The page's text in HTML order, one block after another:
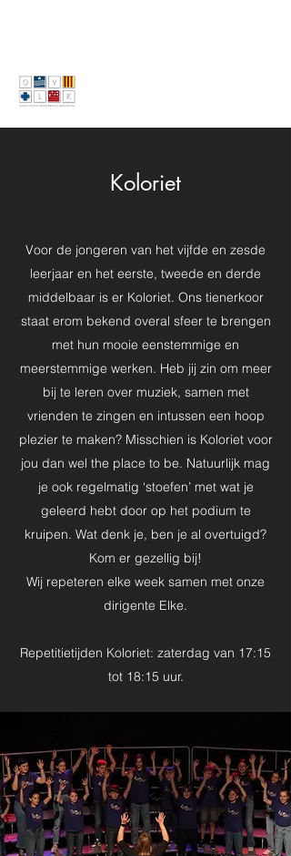
Koloriet
Voor de jongeren van het vijfde en zesde
leerjaar en het eerste, tweede en derde
middelbaar is er Koloriet. Ons tienerkoor
staat erom bekend overal sfeer te brengen
met hun mooie eenstemmige en
meerstemmige werken. Heb jij zin om meer
bij te leren over muziek, samen met
vrienden te zingen en intussen een hoop
plezier te maken? Misschien is Koloriet voor
jou dan wel the place to be. Natuurlijk mag
je ook regelmatig ‘stoefen’ met wat je
geleerd hebt door op het podium te
kruipen. Wat denk je, ben je al overtuigd?
Kom er gezellig bij!
Wij repeteren elke week samen met onze
dirigente Elke.
Repetitietijden Koloriet: zaterdag van 17:15
tot 18:15 uur.